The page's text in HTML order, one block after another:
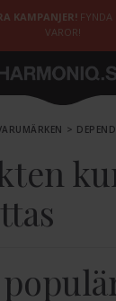
KAMPANJER! FYNDA
VAROR!
> DEPEND